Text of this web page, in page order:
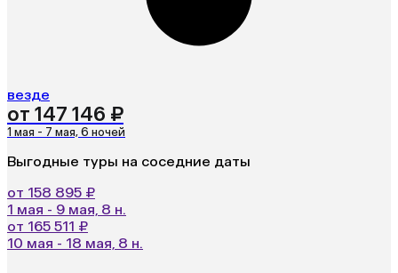
везде
от 147 146 ₽
1 мая - 7 мая, 6 ночей
Выгодные туры на соседние даты
от 158 895 ₽
1 мая - 9 мая, 8 н.
от 165 511 ₽
10 мая - 18 мая, 8 н.